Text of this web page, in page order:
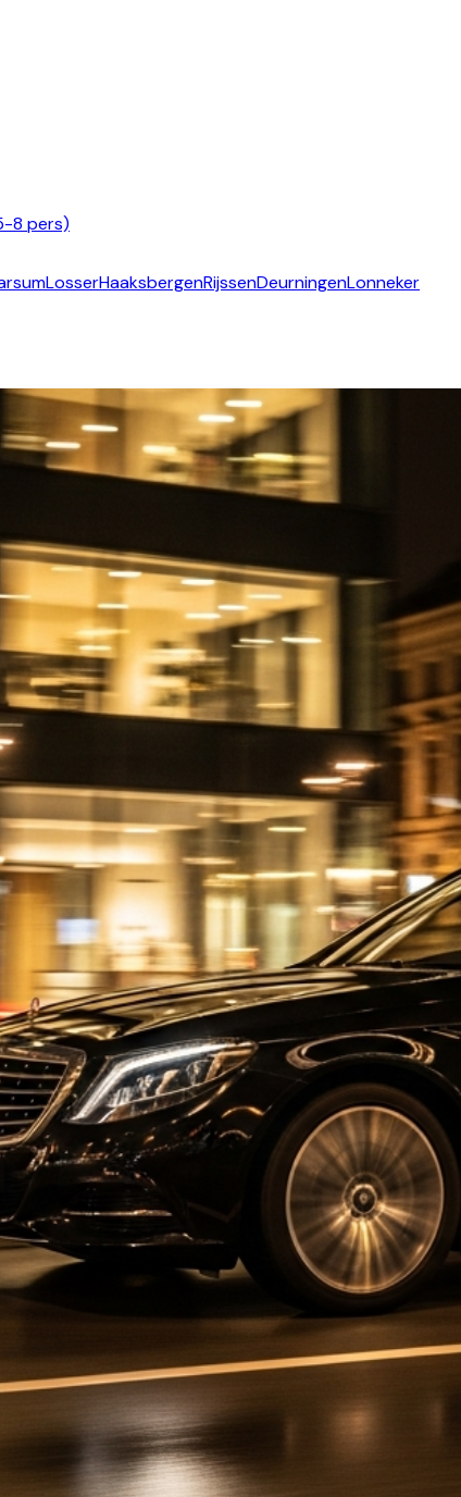
8 pers)
LosserHaaksbergenRijssenDeurningenLonneker